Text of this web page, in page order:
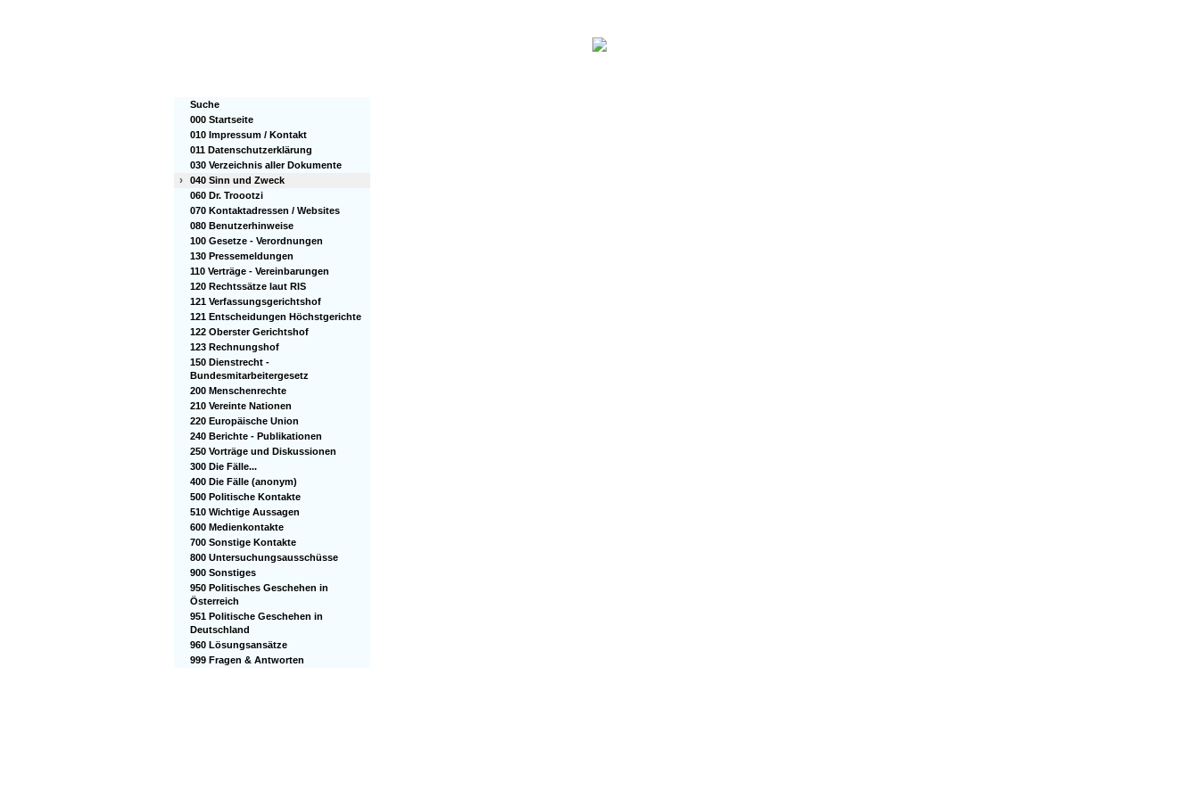
Suche
000 Startseite
010 Impressum / Kontakt
011 Datenschutzerklärung
030 Verzeichnis aller Dokumente
›
040 Sinn und Zweck
060 Dr. Troootzi
070 Kontaktadressen / Websites
080 Benutzerhinweise
100 Gesetze - Verordnungen
130 Pressemeldungen
110 Verträge - Vereinbarungen
120 Rechtssätze laut RIS
121 Verfassungsgerichtshof
121 Entscheidungen Höchstgerichte
122 Oberster Gerichtshof
123 Rechnungshof
150 Dienstrecht -
Bundesmitarbeitergesetz
200 Menschenrechte
210 Vereinte Nationen
220 Europäische Union
240 Berichte - Publikationen
250 Vorträge und Diskussionen
300 Die Fälle...
400 Die Fälle (anonym)
500 Politische Kontakte
510 Wichtige Aussagen
600 Medienkontakte
700 Sonstige Kontakte
800 Untersuchungsausschüsse
900 Sonstiges
950 Politisches Geschehen in
Österreich
951 Politische Geschehen in
Deutschland
960 Lösungsansätze
999 Fragen & Antworten